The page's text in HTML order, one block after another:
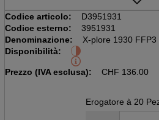
Codice articolo:
D3951931
Codice esterno:
3951931
Denominazione:
X-plore 1930 FFP3
Disponibilità:
Prezzo (IVA esclusa): CHF 136.00
Erogatore à 20